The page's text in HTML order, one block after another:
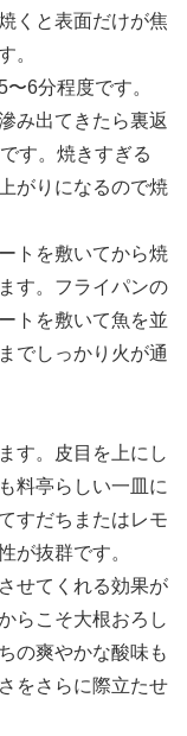
くと表面だけが焦
。
6分程度です。
み出てきたら裏返
す。焼きすぎる
がりになるので焼
トを敷いてから焼
す。フライパンの
トを敷いて魚を並
でしっかり火が通
す。皮目を上にし
料亭らしい一皿に
すだちまたはレモ
が抜群です。
せてくれる効果が
らこそ大根おろし
の爽やかな酸味も
をさらに際立たせ